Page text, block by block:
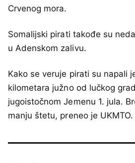
Crvenog mora.
Somalijski pirati takođe su
u Adenskom zalivu.
Kako se veruje pirati su napali
kilometara južno od lučkog
jugoistočnom Jemenu 1. jula.
manju štetu, preneo je UKMTO.